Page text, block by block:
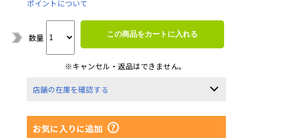
ポイントについて
数量 この商品をカートに入れる
※キャンセル・返品はできません。
店舗の在庫を確認する
お気に入りに追加